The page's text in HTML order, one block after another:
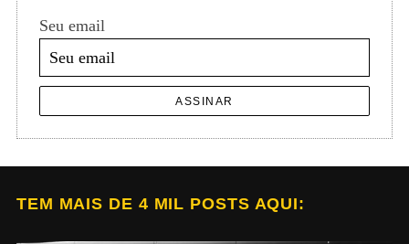
Seu email
ASSINAR
TEM MAIS DE 4 MIL POSTS AQUI: